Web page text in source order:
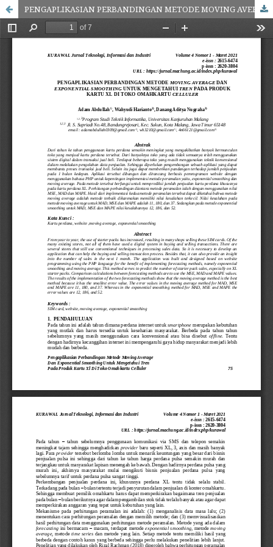
PENGAPLIKASIAN PERBANDINGAN METODE MOVING AVERAGE DAN EXPONENTIAL SMOOTHING UNTUK MENGETAHUI TREN PADA PRODUK KARTU XL DI TOKO OMAHKARTU CELLULER